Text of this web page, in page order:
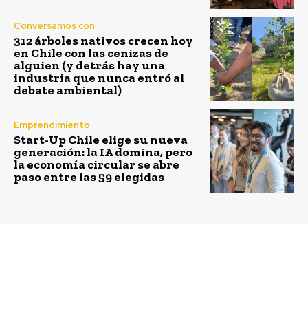
Conversamos con
312 árboles nativos crecen hoy
en Chile con las cenizas de
alguien (y detrás hay una
industria que nunca entró al
debate ambiental)
Emprendimiento
Start-Up Chile elige su nueva
generación: la IA domina, pero
la economía circular se abre
paso entre las 59 elegidas